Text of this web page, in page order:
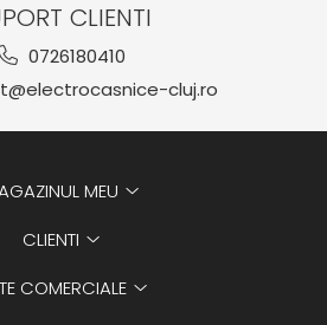
CLIENTI
0726180410
cluj.ro
MEU
CLIENTI
COMERCIALE